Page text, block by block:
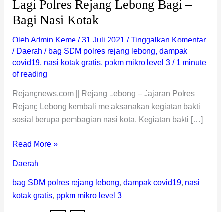
Lagi Polres Rejang Lebong Bagi –
Bagi Nasi Kotak
Oleh Admin Keme /31 Juli 2021 /Tinggalkan Komentar
/ Daerah / bag SDM polres rejang lebong, dampak
covid19, nasi kotak gratis, ppkm mikro level 3/ 1 minute
of reading
Rejangnews.com || Rejang Lebong – Jajaran Polres
Rejang Lebong kembali melaksanakan kegiatan bakti
sosial berupa pembagian nasi kota. Kegiatan bakti […]
Read More »
Daerah
bag SDM polres rejang lebong, dampak covid19, nasi
kotak gratis, ppkm mikro level 3